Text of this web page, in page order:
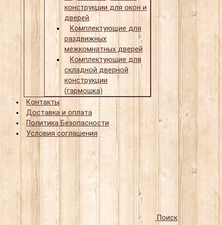
конструкции для окон и
дверей
Комплектующие для
раздвижных
межкомнатных дверей
Комплектующие для
складной дверной
конструкции
(гармошка)
Контакты
Доставка и оплата
Политика Безопасности
Условия соглашения
Поиск